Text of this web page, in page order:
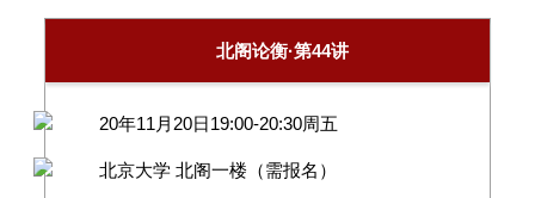
北阁论衡·第44讲
20年11月20日19:00-20:30周五
北京大学 北阁一楼（需报名）